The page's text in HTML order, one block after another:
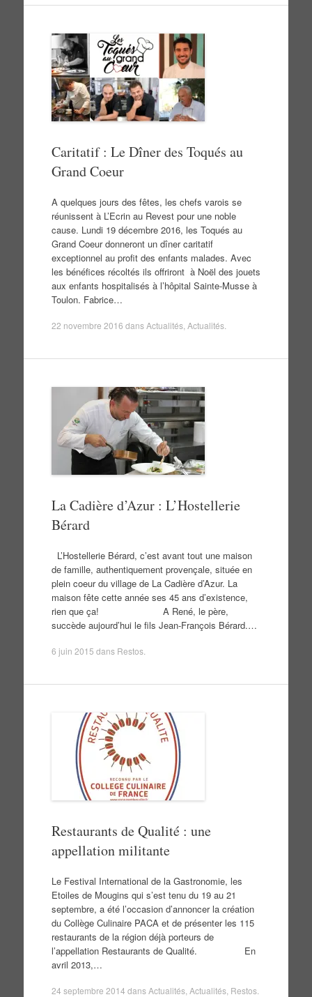
Caritatif : Le Dîner des Toqués au
Grand Coeur
A quelques jours des fêtes, les chefs varois se
réunissent à L’Ecrin au Revest pour une noble
cause. Lundi 19 décembre 2016, les Toqués au
Grand Coeur donneront un dîner caritatif
exceptionnel au profit des enfants malades. Avec
les bénéfices récoltés ils offriront à Noël des jouets
aux enfants hospitalisés à l’hôpital Sainte-Musse à
Toulon. Fabrice…
22 novembre 2016 dansActualités, Actualités.
La Cadière d’Azur : L’Hostellerie
Bérard
L’Hostellerie Bérard, c’est avant tout une maison
de famille, authentiquement provençale, située en
plein coeur du village de La Cadière d’Azur. La
maison fête cette année ses 45 ans d’existence,
rien que ça! A René, le père,
succède aujourd’hui le fils Jean-François Bérard.…
6 juin 2015 dans Restos.
Restaurants de Qualité : une
appellation militante
Le Festival International de la Gastronomie, les
Etoiles de Mougins qui s’est tenu du 19 au 21
septembre, a été l’occasion d’annoncer la création
du Collège Culinaire PACA et de présenter les 115
restaurants de la région déjà porteurs de
l’appellation Restaurants de Qualité. En
avril 2013,…
24 septembre 2014 dansActualités, Actualités, Restos.